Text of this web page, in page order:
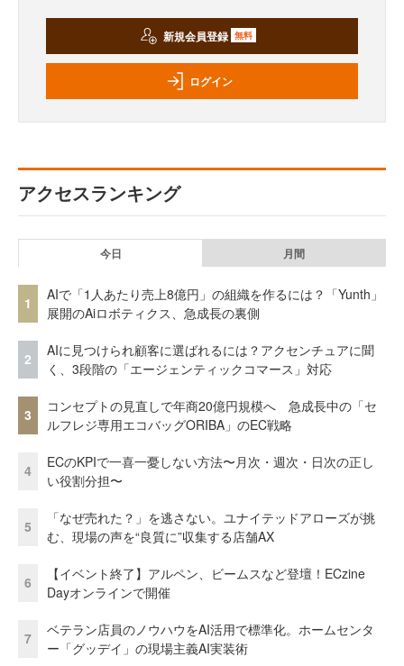
新規会員登録 無料
ログイン
アクセスランキング
今日 月間
1
AIで「1人あたり売上8億円」の組織を作るには？「Yunth」
展開のAiロボティクス、急成長の裏側
2
AIに見つけられ顧客に選ばれるには？アクセンチュアに聞
く、3段階の「エージェンティックコマース」対応
3
コンセプトの見直しで年商20億円規模へ 急成長中の「セ
ルフレジ専用エコバッグORIBA」のEC戦略
4
ECのKPIで一喜一憂しない方法〜月次・週次・日次の正し
い役割分担〜
5
「なぜ売れた？」を逃さない。ユナイテッドアローズが挑
む、現場の声を“良質に”収集する店舗AX
6
【イベント終了】アルペン、ビームスなど登壇！ECzine
Dayオンラインで開催
7
ベテラン店員のノウハウをAI活用で標準化。ホームセンタ
ー「グッデイ」の現場主義AI実装術